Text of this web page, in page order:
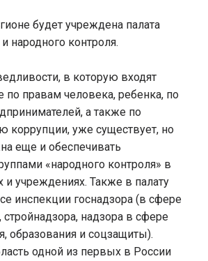
будет учреждена палата
народного контроля.
в которую входят
правам человека, ребенка, по
а также по
коррупции, уже существует, но
еще и обеспечивать
«народного контроля» в
и учреждениях. Также в палату
инспекции госнадзора (в сфере
надзора в сфере
образования и соцзащиты).
одной из первых в России